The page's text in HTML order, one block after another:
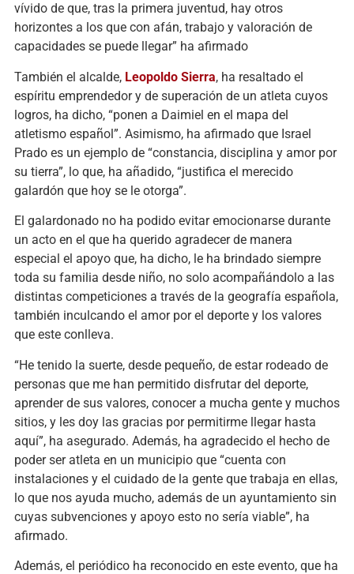
vívido de que, tras la primera juventud, hay otros
horizontes a los que con afán, trabajo y valoración de
capacidades se puede llegar” ha afirmado
También el alcalde,Leopoldo Sierra, ha resaltado el
espíritu emprendedor y de superación de un atleta cuyos
logros, ha dicho, “ponen a Daimiel en el mapa del
atletismo español”. Asimismo, ha afirmado que Israel
Prado es un ejemplo de “constancia, disciplina y amor por
su tierra”, lo que, ha añadido, “justifica el merecido
galardón que hoy se le otorga”.
El galardonado no ha podido evitar emocionarse durante
un acto en el que ha querido agradecer de manera
especial el apoyo que, ha dicho, le ha brindado siempre
toda su familia desde niño, no solo acompañándolo a las
distintas competiciones a través de la geografía española,
también inculcando el amor por el deporte y los valores
que este conlleva.
“He tenido la suerte, desde pequeño, de estar rodeado de
personas que me han permitido disfrutar del deporte,
aprender de sus valores, conocer a mucha gente y muchos
sitios, y les doy las gracias por permitirme llegar hasta
aquí”, ha asegurado. Además, ha agradecido el hecho de
poder ser atleta en un municipio que “cuenta con
instalaciones y el cuidado de la gente que trabaja en ellas,
lo que nos ayuda mucho, además de un ayuntamiento sin
cuyas subvenciones y apoyo esto no sería viable”, ha
afirmado.
Además, el periódico ha reconocido en este evento, que ha